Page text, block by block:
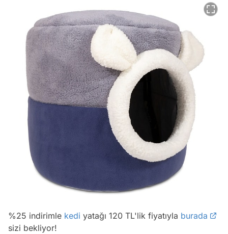
%25 indirimle kedi yatağı 120 TL'lik fiyatıyla burada
sizi bekliyor!